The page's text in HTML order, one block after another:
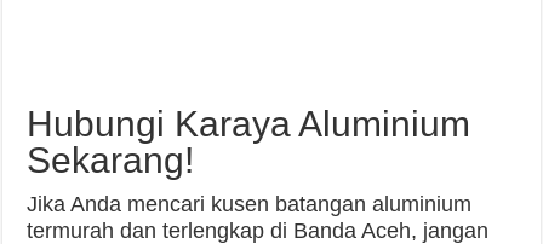
Hubungi Karaya Aluminium
Sekarang!
Jika Anda mencari kusen batangan aluminium
termurah dan terlengkap di Banda Aceh, jangan